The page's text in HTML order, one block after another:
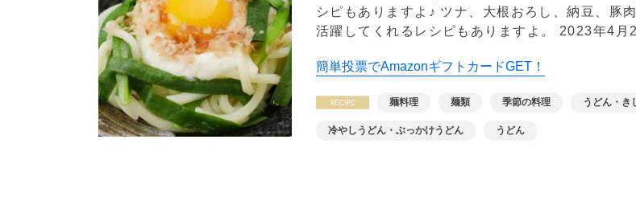
シピもありますよ♪ ツナ、大根おろし、納豆、豚
活躍してくれるレシピもありますよ。 2023年4月
簡単投票でAmazonギフトカードGET！
麺料理 麺類 季節の料理 うどん・き
冷やしうどん・ぶっかけうどん うどん